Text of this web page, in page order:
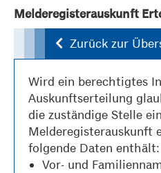
Melderegisterauskunft
Zurück zur
Wird ein berechtigtes
Auskunftserteilung
die zuständige Stelle
Melderegisterauskunft
folgende Daten enthält:
Vor- und